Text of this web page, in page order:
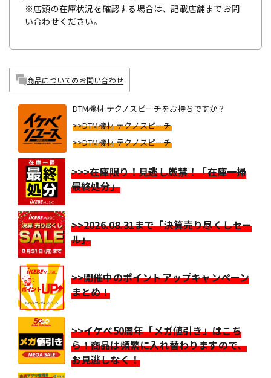
※店頭の在庫状況を確認する場合は、記載店舗までお問
い合わせください。
商品についてのお問い合わせ
DTM機材 テクノスピーチをお持ちですか？
>>DTM機材 テクノスピーチ
>>DTM機材 テクノスピーチ
>>>在庫限り！見逃し厳禁！「在庫一掃
最終処分」
>>2026.08.31まで「決算売り尽くしセー
ル」
>>開催中のポイントアップキャンペーン
まとめ！
>>イケベ50周年「メガ値引き」はこち
ら！商品は頻繁に入れ替わりますので、
お見逃しなく！